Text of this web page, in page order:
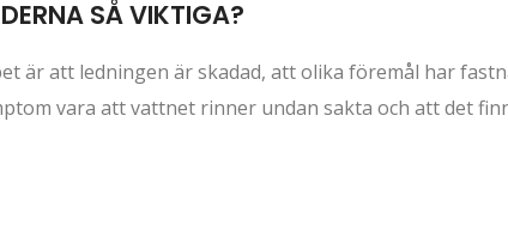
SÅ VIKTIGA?
är att ledningen är skadad, att olika föremål har
vara att vattnet rinner undan sakta och att det